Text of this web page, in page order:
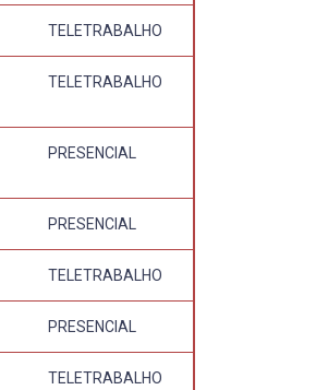
TELETRABALHO
TELETRABALHO
PRESENCIAL
PRESENCIAL
TELETRABALHO
PRESENCIAL
TELETRABALHO